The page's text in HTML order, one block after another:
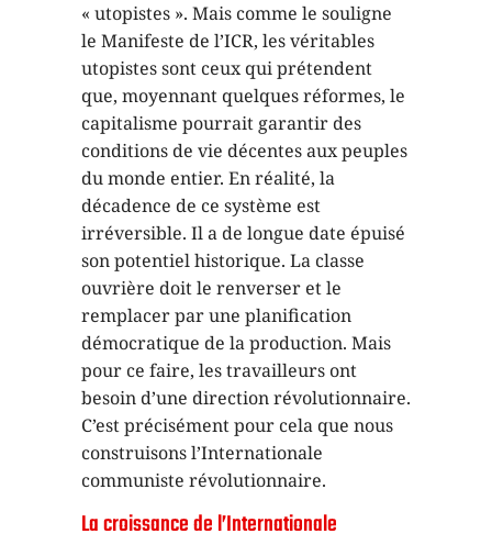
« utopistes ». Mais comme le souligne
le Manifeste de l’ICR, les véritables
utopistes sont ceux qui prétendent
que, moyennant quelques réformes, le
capitalisme pourrait garantir des
conditions de vie décentes aux peuples
du monde entier. En réalité, la
décadence de ce système est
irréversible. Il a de longue date épuisé
son potentiel historique. La classe
ouvrière doit le renverser et le
remplacer par une planification
démocratique de la production. Mais
pour ce faire, les travailleurs ont
besoin d’une direction révolutionnaire.
C’est précisément pour cela que nous
construisons l’Internationale
communiste révolutionnaire.
La croissance de l’Internationale